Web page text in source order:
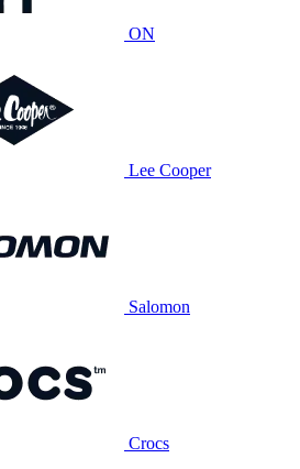
ON
Lee Cooper
Salomon
Crocs